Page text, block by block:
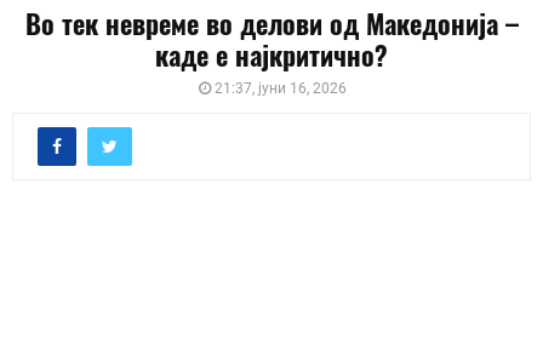
Во тек невреме во делови од Македонија –
каде е најкритично?
21:37, јуни 16, 2026